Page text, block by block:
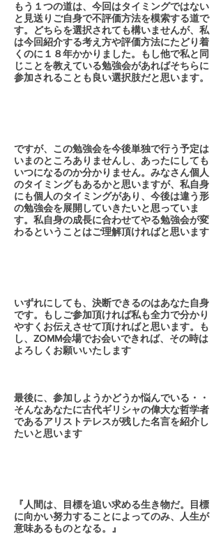
もう１つの道は、今回はタイミングではない
と見送りご自身で不評価方法を模索する道で
す。どちらを選択されても構いませんが、私
は今回紹介する考え方や評価方法にたどり着
くのに１８年かかりました。もし他で私と同
じことを教えている勉強会があればそちらに
参加されることも良い選択肢だと思います。
ですが、この勉強会を今後単独で行う予定は
いまのところありませんし、あったにしても
いつになるのか分かりません。みなさん個人
のタイミングもあるかと思いますが、私自身
にも個人のタイミングがあり、今後は違う形
の勉強会を展開していきたいと思っていま
す。私自身の成長に合わせてやる勉強会が変
わるということはご理解頂ければと思います
いずれにしても、決断できるのはあなた自身
です。もしご参加頂ければ私も全力で分かり
やすくお伝えさせて頂ければと思います。も
し、ZOMM会場でお会いできれば、その時は
よろしくお願いいたします
最後に、参加しようかどうか悩んでいる・・
そんなあなたに古代ギリシャの偉大な哲学者
であるアリストテレスが残した名言を紹介し
たいと思います
『人間は、目標を追い求める生き物だ。目標
に向かい努力することによってのみ、人生が
意味あるものとなる。』